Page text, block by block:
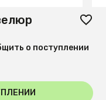
о поступлении